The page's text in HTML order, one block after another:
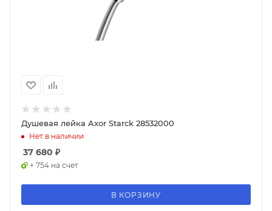
Душевая лейка Axor Starck 28532000
Нет в наличии
37 680 ₽
+ 754 на счет
В КОРЗИНУ